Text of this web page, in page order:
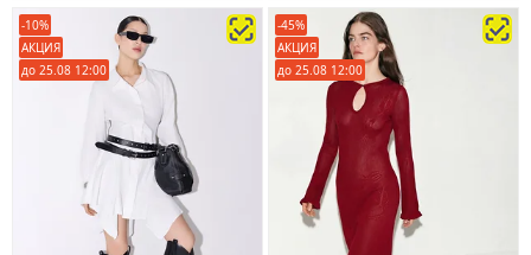
-10%
АКЦИЯ
до 25.08 12:00
-45%
АКЦИЯ
до 25.08 12:00